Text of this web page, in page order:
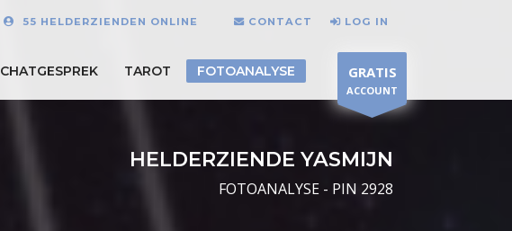
55 HELDERZIENDEN ONLINE CONTACT LOG IN
CHATGESPREK TAROT FOTOANALYSE GRATIS
ACCOUNT
HELDERZIENDE YASMIJN
FOTOANALYSE - PIN 2928